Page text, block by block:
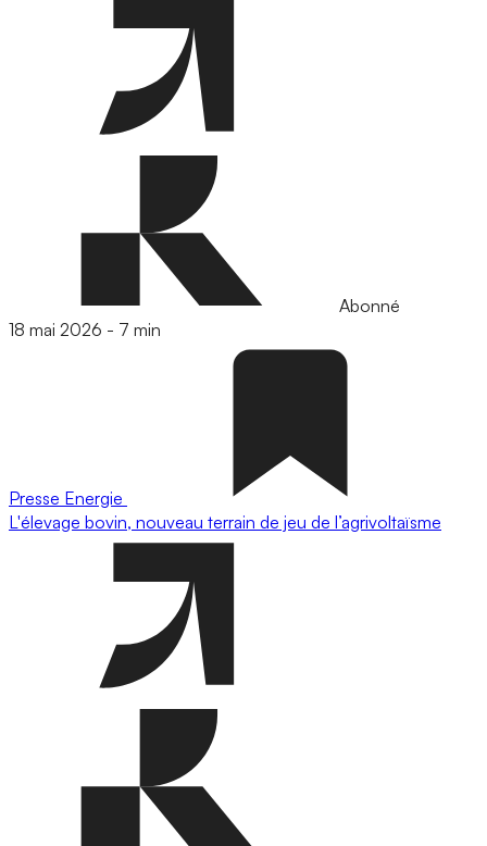
Abonné
18 mai 2026 - 7 min
Presse Energie
L'élevage bovin, nouveau terrain de jeu de l’agrivoltaïsme